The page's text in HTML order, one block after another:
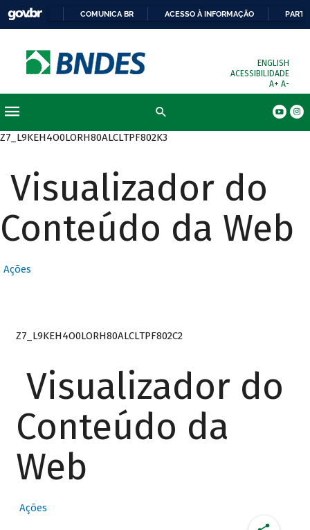
COMUNICA BR ACESSO À INFORMAÇÃO
ENGLISH
ACESSIBILIDADE
A+ A-
Z7_L9KEH4O0LORH80ALCLTPF802K3
Visualizador do
Conteúdo da Web
Ações
Z7_L9KEH4O0LORH80ALCLTPF802C2
Visualizador do
Conteúdo da
Web
Ações